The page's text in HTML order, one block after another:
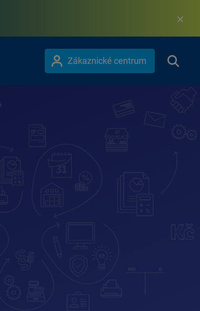
Zákaznické centrum